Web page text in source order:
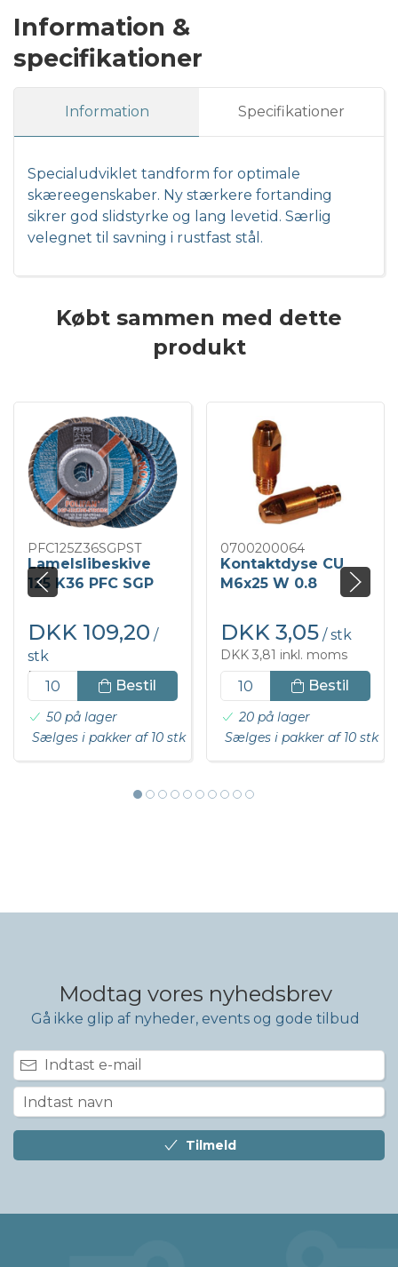
Information &
specifikationer
Information Specifikationer
Specialudviklet tandform for optimale
skæreegenskaber. Ny stærkere fortanding
sikrer god slidstyrke og lang levetid. Særlig
velegnet til savning i rustfast stål.
Købt sammen med dette
produkt
PFC125Z36SGPST
Lamelslibeskive
125 K36 PFC SGP
Strong
DKK 109,20 /
stk
DKK 136,50 inkl. moms
Bestil
50 på lager
Sælges i pakker af 10 stk
0700200064
Kontaktdyse CU
M6x25 W 0.8
DKK 3,05 / stk
DKK 3,81 inkl. moms
Bestil
20 på lager
Sælges i pakker af 10 stk
Modtag vores nyhedsbrev
Gå ikke glip af nyheder, events og gode tilbud
Tilmeld